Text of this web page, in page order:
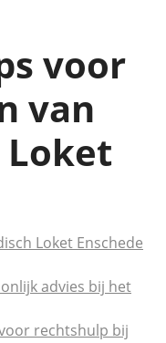
voor
van
Loket
Loket Enschede
advies bij het
rechtshulp bij